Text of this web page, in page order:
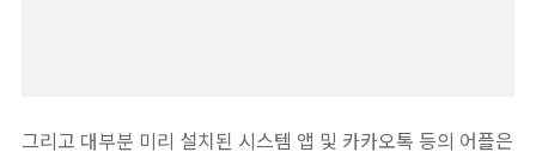
그리고 대부분 미리 설치된 시스템 앱 및 카카오톡 등의 어플은